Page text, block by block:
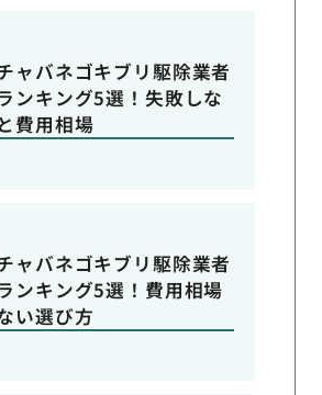
ャバネゴキブリ駆除業者
ンキング5選！失敗しな
費用相場
ャバネゴキブリ駆除業者
ンキング5選！費用相場
い選び方